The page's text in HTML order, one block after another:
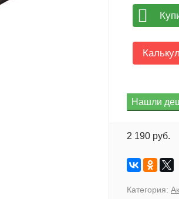
2 190 руб.
Категория: